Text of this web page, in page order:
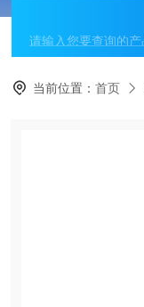
当前位置：首页